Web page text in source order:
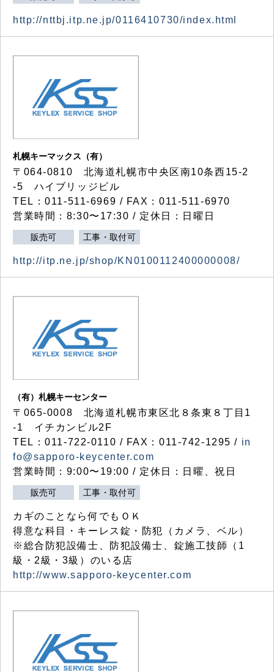
http://nttbj.itp.ne.jp/0116410730/index.html
札幌キーマックス（有）
〒064-0810 北海道札幌市中央区南10条西15-2
-5 ハイブリッジビル
TEL：011-511-6969 / FAX：011-511-6970
営業時間：8:30〜17:30 / 定休日：日曜日
販売可 工事・取付可
http://itp.ne.jp/shop/KN0100112400000008/
（有）札幌キーセンター
〒065-0008 北海道札幌市東区北８条東８丁目1
-1 イチカンビル2F
TEL：011-722-0110 / FAX：011-742-1295 / in
fo@sapporo-keycenter.com
営業時間：9:00〜19:00 / 定休日：日曜、祝日
販売可 工事・取付可
カギのことなら何でもＯＫ
得意な科目・キーレス錠・防犯（カメラ、ベル）
※総合防犯設備士、防犯設備士、錠施工技師（1
級・2級・3級）のいる店
http://www.sapporo-keycenter.com